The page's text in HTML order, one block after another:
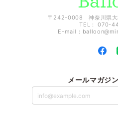
〒242-0008 神奈川県大
TEL： 070-
E-mail：
メールマガジ